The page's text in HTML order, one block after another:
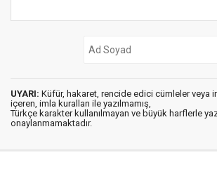
UYARI: Küfür, hakaret, rencide edici cümleler veya
içeren, imla kuralları ile yazılmamış,
Türkçe karakter kullanılmayan ve büyük harflerle
onaylanmamaktadır.